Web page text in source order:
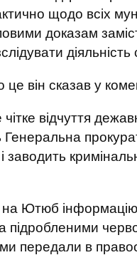
щодо всіх
доказам
діяльність
це він сказав у
відчуття
заводить
на Ютюб
передали в